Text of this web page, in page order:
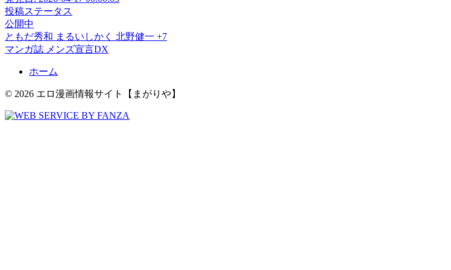
投稿ステータス
公開中
ともだ秀和 まるいしかく 北野健一 +7
マンガ誌 メンズ宣言DX
ホーム
© 2026 エロ漫画情報サイト【まがりや】